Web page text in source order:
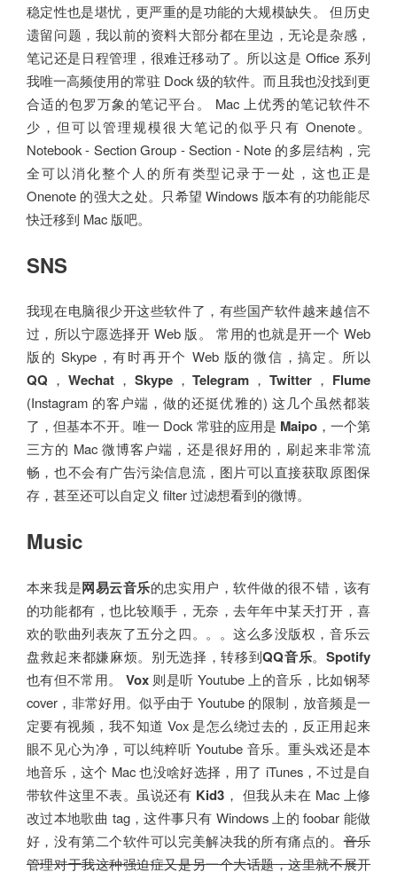
稳定性也是堪忧，更严重的是功能的大规模缺失。 但历史
遗留问题，我以前的资料大部分都在里边，无论是杂感，
笔记还是日程管理，很难迁移动了。所以这是 Office 系列
我唯一高频使用的常驻 Dock 级的软件。而且我也没找到更
合适的包罗万象的笔记平台。 Mac 上优秀的笔记软件不
少，但可以管理规模很大笔记的似乎只有 Onenote。
Notebook - Section Group - Section - Note 的多层结构，完
全可以消化整个人的所有类型记录于一处，这也正是
Onenote 的强大之处。只希望 Windows 版本有的功能能尽
快迁移到 Mac 版吧。
SNS
我现在电脑很少开这些软件了，有些国产软件越来越信不
过，所以宁愿选择开 Web 版。 常用的也就是开一个 Web
版的 Skype，有时再开个 Web 版的微信，搞定。所以
QQ ， Wechat， Skype，Telegram ，Twitter ， Flume
(Instagram 的客户端，做的还挺优雅的) 这几个虽然都装
了，但基本不开。唯一 Dock 常驻的应用是 Maipo，一个第
三方的 Mac 微博客户端，还是很好用的，刷起来非常流
畅，也不会有广告污染信息流，图片可以直接获取原图保
存，甚至还可以自定义 filter 过滤想看到的微博。
Music
本来我是网易云音乐的忠实用户，软件做的很不错，该有
的功能都有，也比较顺手，无奈，去年年中某天打开，喜
欢的歌曲列表灰了五分之四。。。这么多没版权，音乐云
盘救起来都嫌麻烦。别无选择，转移到QQ音乐。Spotify
也有但不常用。 Vox则是听 Youtube 上的音乐，比如钢琴
cover，非常好用。似乎由于 Youtube 的限制，放音频是一
定要有视频，我不知道 Vox 是怎么绕过去的，反正用起来
眼不见心为净，可以纯粹听 Youtube 音乐。重头戏还是本
地音乐，这个 Mac 也没啥好选择，用了 iTunes，不过是自
带软件这里不表。虽说还有 Kid3 ， 但我从未在 Mac 上修
改过本地歌曲 tag，这件事只有 Windows 上的 foobar 能做
好，没有第二个软件可以完美解决我的所有痛点的。音乐
管理对于我这种强迫症又是另一个大话题，这里就不展开